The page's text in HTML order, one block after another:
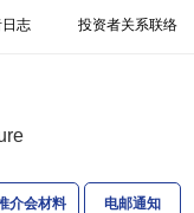
志 投资者关系联络
介会材料 电邮通知